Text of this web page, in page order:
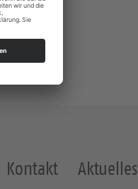
Kontakt Aktuelles